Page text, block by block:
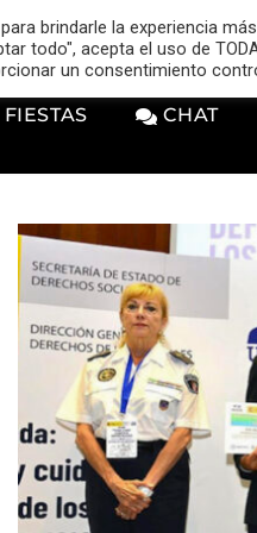
FIESTAS CHAT
brindarle la experiencia
todo", acepta el uso de
un consentimiento